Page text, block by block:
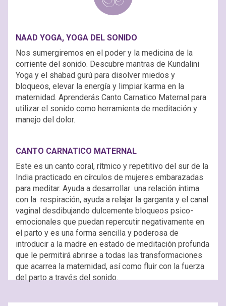
NAAD YOGA, YOGA DEL SONIDO
Nos sumergiremos en el poder y la medicina de la
corriente del sonido. Descubre mantras de Kundalini
Yoga y el shabad gurú para disolver miedos y
bloqueos, elevar la energía y limpiar karma en la
maternidad. Aprenderás Canto Carnatico Maternal para
utilizar el sonido como herramienta de meditación y
manejo del dolor.
CANTO CARNATICO MATERNAL
Este es un canto coral, rítmico y repetitivo del sur de la
India practicado en círculos de mujeres embarazadas
para meditar. Ayuda a desarrollar una relación íntima
con la respiración, ayuda a relajar la garganta y el canal
vaginal desdibujando dulcemente bloqueos psico-
emocionales que puedan repercutir negativamente en
el parto y es una forma sencilla y poderosa de
introducir a la madre en estado de meditación profunda
que le permitirá abrirse a todas las transformaciones
que acarrea la maternidad, así como fluir con la fuerza
del parto a través del sonido.